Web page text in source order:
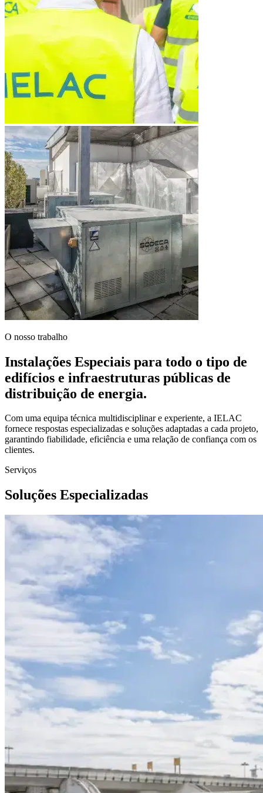
O nosso trabalho
Instalações Especiais para todo o tipo de
edifícios e infraestruturas públicas de
distribuição de energia.
Com uma equipa técnica multidisciplinar e experiente, a IELAC
fornece respostas especializadas e soluções adaptadas a cada projeto,
garantindo fiabilidade, eficiência e uma relação de confiança com os
clientes.
Serviços
Soluções Especializadas